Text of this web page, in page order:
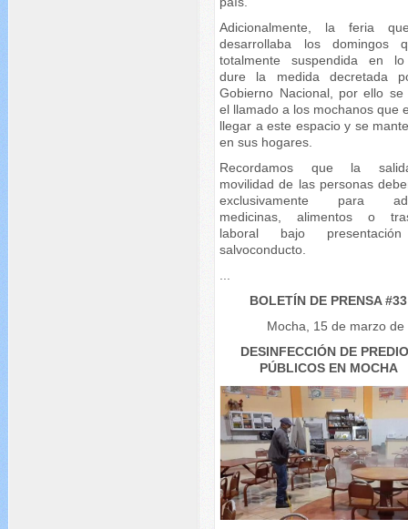
Adicionalmente, la feria
desarrollaba los domingos
totalmente suspendida en
dure la medida decretada
Gobierno Nacional, por ello se
el llamado a los mochanos que
llegar a este espacio y se
en sus hogares.
Recordamos que la
movilidad de las personas
exclusivamente para
medicinas, alimentos o
laboral bajo
salvoconducto.
BOLETÍN DE PRENSA #33
Mocha, 15 de marzo de
DESINFECCIÓN DE
PÚBLICOS EN MOCHA